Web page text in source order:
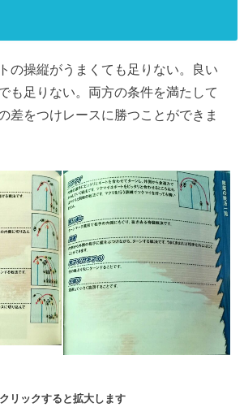
の操縦がうまくても足りない。良い
も足りない。両方の条件を満たして
差をつけレースに勝つことができま
クリックすると拡大します